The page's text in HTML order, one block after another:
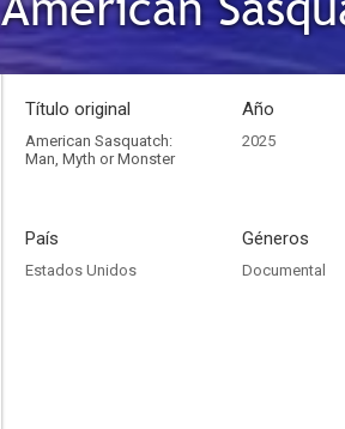
Título original
American Sasquatch:
Man, Myth or Monster
Año
2025
País
Estados Unidos
Géneros
Documental